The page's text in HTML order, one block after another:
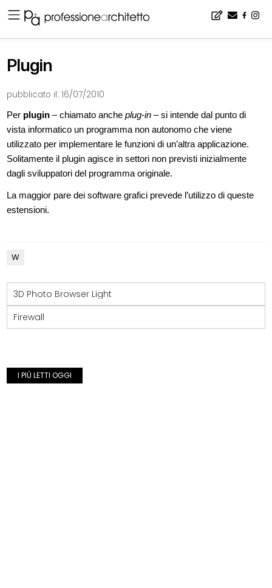
Plugin
pubblicato il:16/07/2010
Per plugin – chiamato ancheplug-in – si intende dal punto di
vista informatico un programma non autonomo che viene
utilizzato per implementare le funzioni di un’altra applicazione.
Solitamente il plugin agisce in settori non previsti inizialmente
dagli sviluppatori del programma originale.
La maggior pare dei software grafici prevede l’utilizzo di queste
estensioni.
W
3D Photo Browser Light
Firewall
I PIÙ LETTI OGGI